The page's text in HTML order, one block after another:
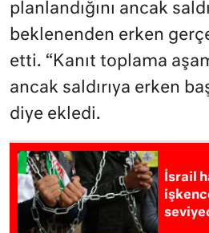
planlandığını ancak
beklenenden erken
etti. “Kanıt toplama
ancak saldırıya erken
diye ekledi.
İsrail